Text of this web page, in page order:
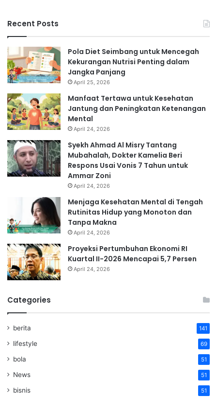
Recent Posts
Pola Diet Seimbang untuk Mencegah
Kekurangan Nutrisi Penting dalam
Jangka Panjang
April 25, 2026
Manfaat Tertawa untuk Kesehatan
Jantung dan Peningkatan Ketenangan
Mental
April 24, 2026
Syekh Ahmad Al Misry Tantang
Mubahalah, Dokter Kamelia Beri
Respons Usai Vonis 7 Tahun untuk
Ammar Zoni
April 24, 2026
Menjaga Kesehatan Mental di Tengah
Rutinitas Hidup yang Monoton dan
Tanpa Makna
April 24, 2026
Proyeksi Pertumbuhan Ekonomi RI
Kuartal II-2026 Mencapai 5,7 Persen
April 24, 2026
Categories
berita 141
lifestyle 69
bola 51
News 51
bisnis 51